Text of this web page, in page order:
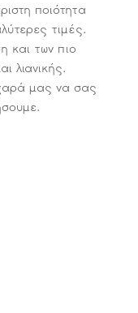
ποιότητα
τιμές.
και των πιο
λιανικής.
μας να σας